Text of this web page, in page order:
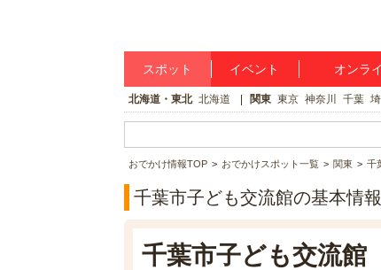
スポット イベント オンラ
北海道・東北 北海道 関東 東京 神奈川 千葉
おでかけ情報TOP おでかけスポット一覧 関東 千
千葉市子ども交流館の基本情報
千葉市子ども交流館